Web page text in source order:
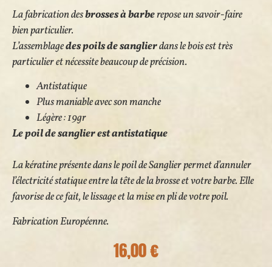
La fabrication desbrosses à barbereposeun savoir-faire
bien particulier.
L’assemblagedes poils de sanglierdans le bois est très
particulier et nécessite beaucoup de précision.
Antistatique
Plus maniable avec son manche
Légère : 19gr
Le poil de sanglier est antistatique
La kératine présente dans le poil de Sanglier permet d’annuler
l’électricité statique entre la tête de la brosse et votre barbe. Elle
favorise de ce fait, le lissage et la mise en pli de votre poil.
Fabrication Européenne.
16,00€